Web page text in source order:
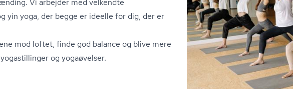
Vi arbejder med velkendte
yin yoga, der begge er ideelle for dig, der er
mod loftet, finde god balance og blive mere
og yogaøvelser.